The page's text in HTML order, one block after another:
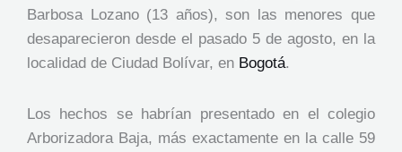
Barbosa Lozano (13 años), son las menores que
desaparecieron desde el pasado 5 de agosto, en la
localidad de Ciudad Bolívar, en Bogotá.
Los hechos se habrían presentado en el colegio
Arborizadora Baja, más exactamente en la calle 59